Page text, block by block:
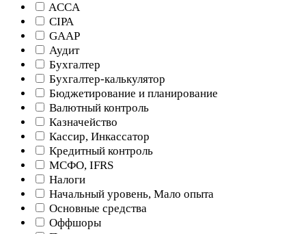
ACCA
CIPA
GAAP
Аудит
Бухгалтер
Бухгалтер-калькулятор
Бюджетирование и планирование
Валютный контроль
Казначейство
Кассир, Инкассатор
Кредитный контроль
МСФО, IFRS
Налоги
Начальный уровень, Мало опыта
Основные средства
Оффшоры